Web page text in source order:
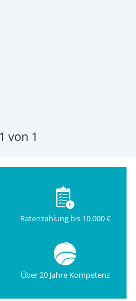
von 1
Ratenzahlung bis 10.000 €
Über 20 Jahre Kompetenz